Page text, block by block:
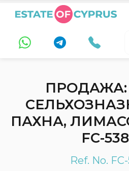
ПРОДАЖА:
ПАХНА,
FC-
Ref. No.